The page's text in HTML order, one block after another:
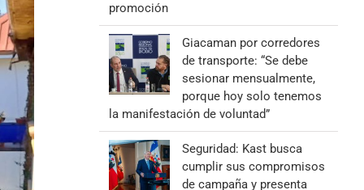
promoción
Giacaman por corredores
de transporte: “Se debe
sesionar mensualmente,
porque hoy solo tenemos
la manifestación de voluntad”
Seguridad: Kast busca
cumplir sus compromisos
de campaña y presenta